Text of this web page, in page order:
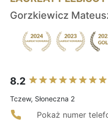
Gorzkiewicz
8.2
Tczew, Słoneczna 2
Pokaż numer